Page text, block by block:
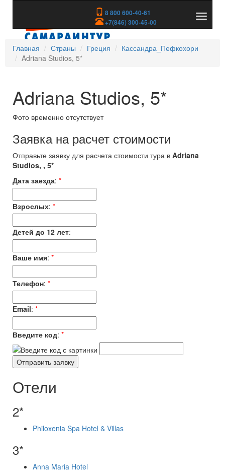
8 800 600-40-61
+7(846) 300-45-00
скрыть
Главная
Страны Греция
Кассандра_Пефкохори
Adriana Studios, 5*
Adriana Studios, 5*
Фото временно отсутствует
Заявка на расчет стоимости
Отправьте заявку для расчета стоимости тура в Adriana
Studios, , 5*
Дата заезда: *
Взрослых: *
Детей до 12 лет:
Ваше имя: *
Телефон: *
Email: *
Введите код: *
Отели
2*
Philoxenia Spa Hotel & Villas
3*
Anna Maria Hotel